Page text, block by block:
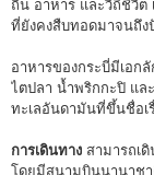
ถิ่น อาหาร และวิถีชีวิต
ที่ยังคงสืบทอดมาจนถึง
อาหารของกระบี่มีเอก
ไตปลา น้ำพริกกะปิ แล
ทะเลอันดามันที่ขึ้นชื่อ
การเดินทาง สามารถเ
โดยมีสนามบินนานาชา